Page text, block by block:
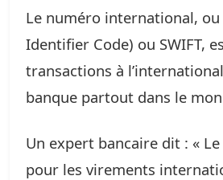
Le numéro international, ou
Identifier Code) ou SWIFT,
transactions à
banque partout dans le
Un expert bancaire dit : «
pour les virements